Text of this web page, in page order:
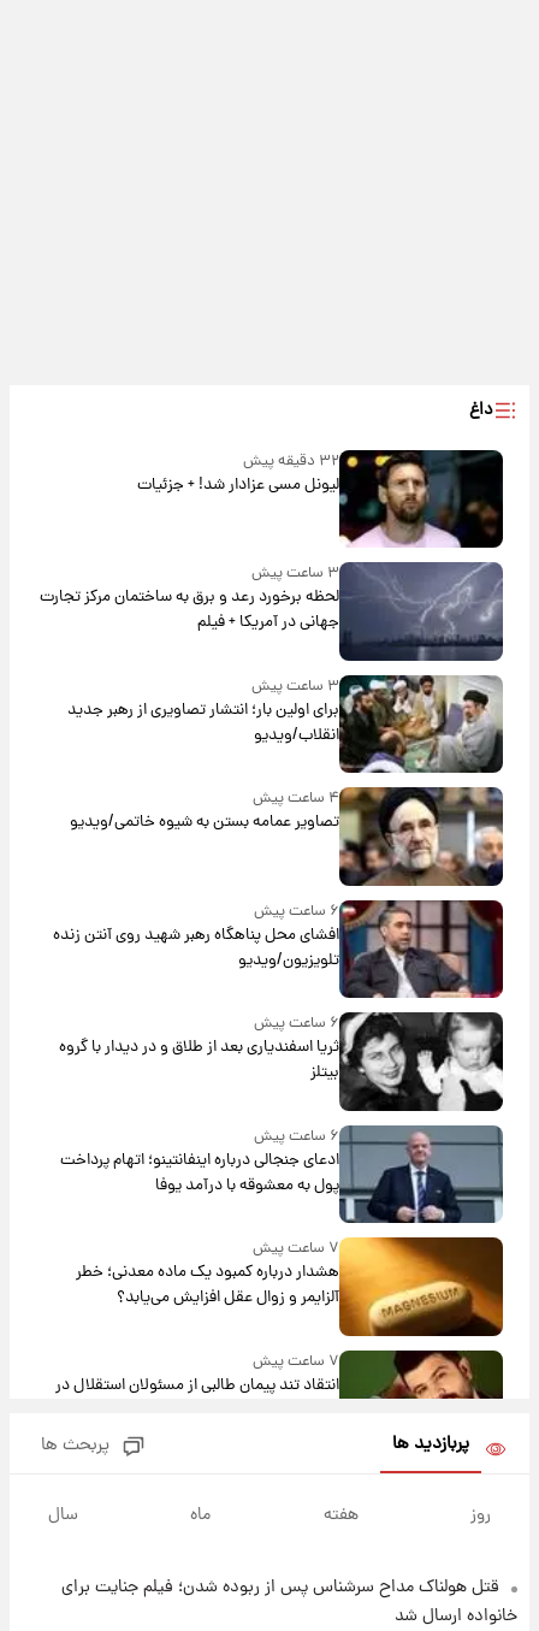
داغ
۳۲ دقیقه پیش
لیونل مسی عزادار شد! + جزئیات
۳ ساعت پیش
لحظه برخورد رعد و برق به ساختمان مرکز تجارت
جهانی در آمریکا + فیلم
۳ ساعت پیش
برای اولین بار؛ انتشار تصاویری از رهبر جدید
انقلاب/ویدیو
۴ ساعت پیش
تصاویر عمامه بستن به شیوه خاتمی/ویدیو
۶ ساعت پیش
افشای محل پناهگاه‌ رهبر شهید روی آنتن زنده
تلویزیون/ویدیو
۶ ساعت پیش
ثریا اسفندیاری بعد از طلاق و در دیدار با گروه
بیتلز
۶ ساعت پیش
ادعای جنجالی درباره اینفانتینو؛ اتهام پرداخت
پول به معشوقه با درآمد یوفا
۷ ساعت پیش
هشدار درباره کمبود یک ماده معدنی؛ خطر
آلزایمر و زوال عقل افزایش می‌یابد؟
۷ ساعت پیش
انتقاد تند پیمان طالبی از مسئولان استقلال در
مرداد ۱۴۰۵ +جدول
۸ ساعت پیش
پربازدید ها پربحث ها
روز هفته ماه سال
قتل هولناک مداح سرشناس پس از ربوده شدن؛ فیلم جنایت برای
خانواده ارسال شد